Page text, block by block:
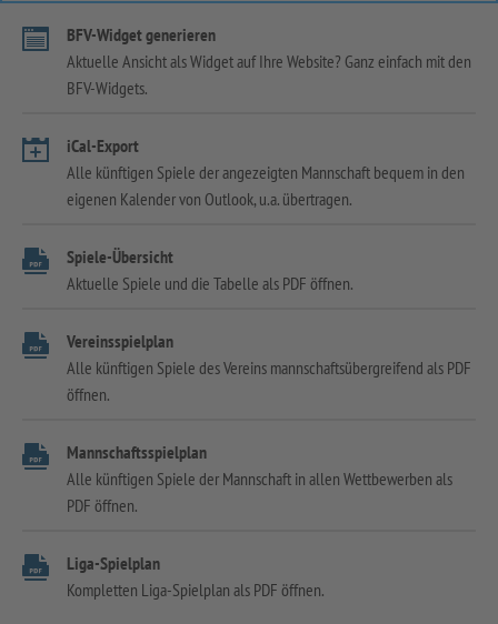
BFV-Widget generieren
Aktuelle Ansicht als Widget auf Ihre Website? Ganz einfach mit den
BFV-Widgets.
iCal-Export
Alle künftigen Spiele der angezeigten Mannschaft bequem in den
eigenen Kalender von Outlook, u.a. übertragen.
Spiele-Übersicht
Aktuelle Spiele und die Tabelle als PDF öffnen.
Vereinsspielplan
Alle künftigen Spiele des Vereins mannschaftsübergreifend als PDF
öffnen.
Mannschaftsspielplan
Alle künftigen Spiele der Mannschaft in allen Wettbewerben als
PDF öffnen.
Liga-Spielplan
Kompletten Liga-Spielplan als PDF öffnen.